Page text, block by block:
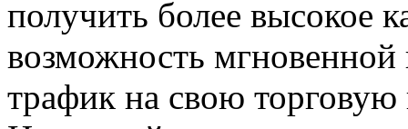
получить более высокое
возможность
трафик на свою